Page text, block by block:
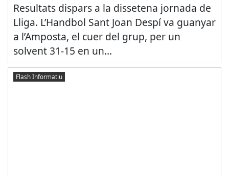
Resultats dispars a la dissetena jornada de
Lliga. L’Handbol Sant Joan Despí va guanyar
a l’Amposta, el cuer del grup, per un
solvent 31-15 en un...
Flash Informatiu